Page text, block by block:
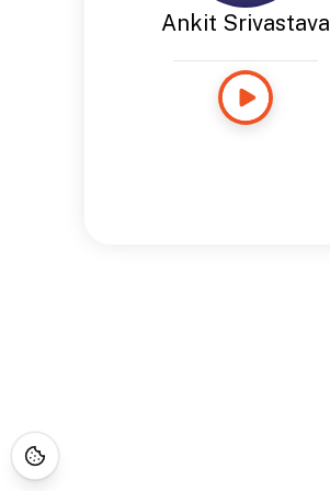
Ankit Srivastava